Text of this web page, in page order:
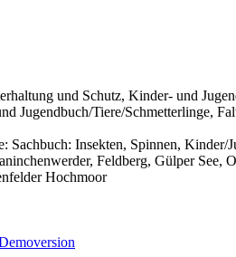
und Schutz, Kinder- und
Jugendbuch/Tiere/Schmetterlinge,
Insekten, Spinnen,
Feldberg, Gülper
Hochmoor